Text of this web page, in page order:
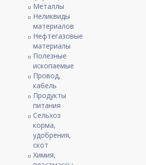
Металлы
Неликвиды
материалов
Нефтегазовые
материалы
Полезные
ископаемые
Провод,
кабель
Продукты
питания
Сельхоз
корма,
удобрения,
скот
Химия,